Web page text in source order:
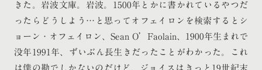
きた。岩波文庫。岩波。1500年とかに書かれているやつだ
ったらどうしよう…と思ってオフェイロンを検索するとシ
ョーン・オフェイロン、Sean O’Faolain、1900年生まれで
没年1991年、ずいぶん長生きだったことがわかった。これ
は僕の勘でしかないのだけど、ジョイスはきっと19世紀末